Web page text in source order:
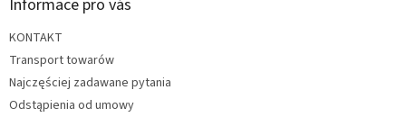
Informace pro vás
KONTAKT
Transport towarów
Najczęściej zadawane pytania
Odstąpienia od umowy